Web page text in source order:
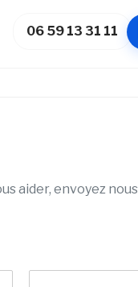
06 59 13 31 11
aider, envoyez nous